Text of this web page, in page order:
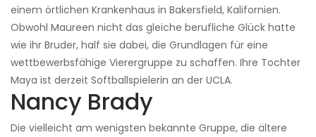
einem örtlichen Krankenhaus in Bakersfield, Kalifornien.
Obwohl Maureen nicht das gleiche berufliche Glück hatte
wie ihr Bruder, half sie dabei, die Grundlagen für eine
wettbewerbsfähige Vierergruppe zu schaffen. Ihre Tochter
Maya ist derzeit Softballspielerin an der UCLA.
Nancy Brady
Die vielleicht am wenigsten bekannte Gruppe, die ältere